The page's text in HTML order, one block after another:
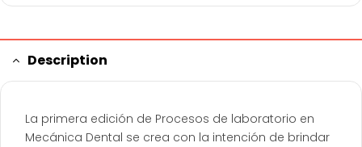
Description
La primera edición de Procesos de laboratorio en
Mecánica Dental se crea con la intención de brindar